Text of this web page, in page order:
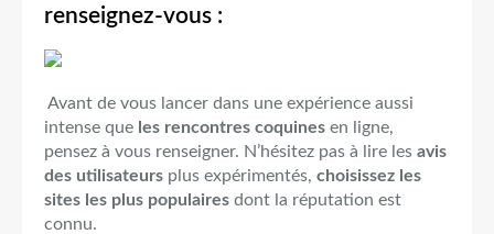
renseignez-vous :
Avant de vous lancer dans une expérience aussi
intense que les rencontres coquines en ligne,
pensez à vous renseigner. N’hésitez pas à lire les avis
des utilisateurs plus expérimentés, choisissez les
sites les plus populaires dont la réputation est
connu.